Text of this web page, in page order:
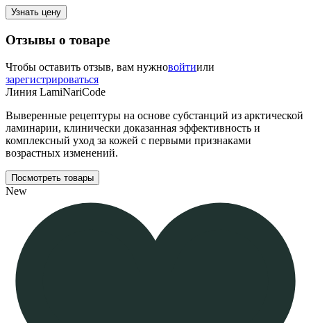
Узнать цену
Отзывы о товаре
Чтобы оставить отзыв, вам нужновойтиили
зарегистрироваться
Линия LamiNariCode
Выверенные рецептуры на основе субстанций из арктической
ламинарии, клинически доказанная эффективность и
комплексный уход за кожей с первыми признаками
возрастных изменений.
Посмотреть товары
New